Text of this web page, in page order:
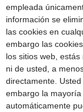
empleada
información se
las cookies en
embargo las
los sitios web,
ni de usted, a
directamente.
embargo la
automáticamente